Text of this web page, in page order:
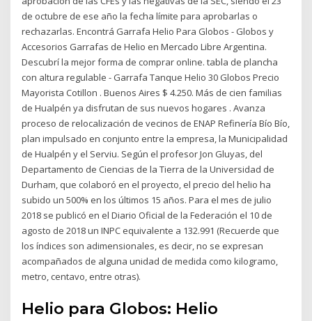
de octubre de ese año la fecha límite para aprobarlas o
rechazarlas. Encontrá Garrafa Helio Para Globos - Globos y
Accesorios Garrafas de Helio en Mercado Libre Argentina.
Descubrí la mejor forma de comprar online. tabla de plancha
con altura regulable - Garrafa Tanque Helio 30 Globos Precio
Mayorista Cotillon . Buenos Aires $ 4.250. Más de cien familias
de Hualpén ya disfrutan de sus nuevos hogares . Avanza
proceso de relocalización de vecinos de ENAP Refinería Bío Bío,
plan impulsado en conjunto entre la empresa, la Municipalidad
de Hualpén y el Serviu. Según el profesor Jon Gluyas, del
Departamento de Ciencias de la Tierra de la Universidad de
Durham, que colaboró en el proyecto, el precio del helio ha
subido un 500% en los últimos 15 años. Para el mes de julio
2018 se publicó en el Diario Oficial de la Federación el 10 de
agosto de 2018 un INPC equivalente a 132.991 (Recuerde que
los índices son adimensionales, es decir, no se expresan
acompañados de alguna unidad de medida como kilogramo,
metro, centavo, entre otras).
Helio para Globos: Helio